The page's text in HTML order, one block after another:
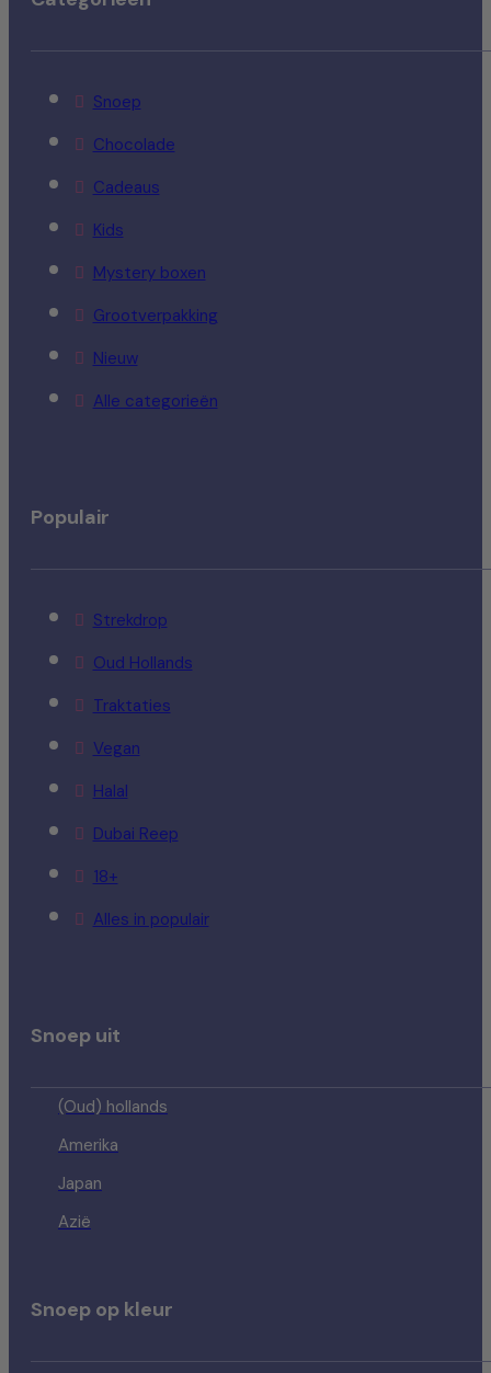
Snoep
Chocolade
Cadeaus
Kids
Mystery boxen
Grootverpakking
Nieuw
Alle categorieën
Populair
Strekdrop
Oud Hollands
Traktaties
Vegan
Halal
Dubai Reep
18+
Alles in populair
Snoep uit
(Oud) hollands
Amerika
Japan
Azië
Snoep op kleur